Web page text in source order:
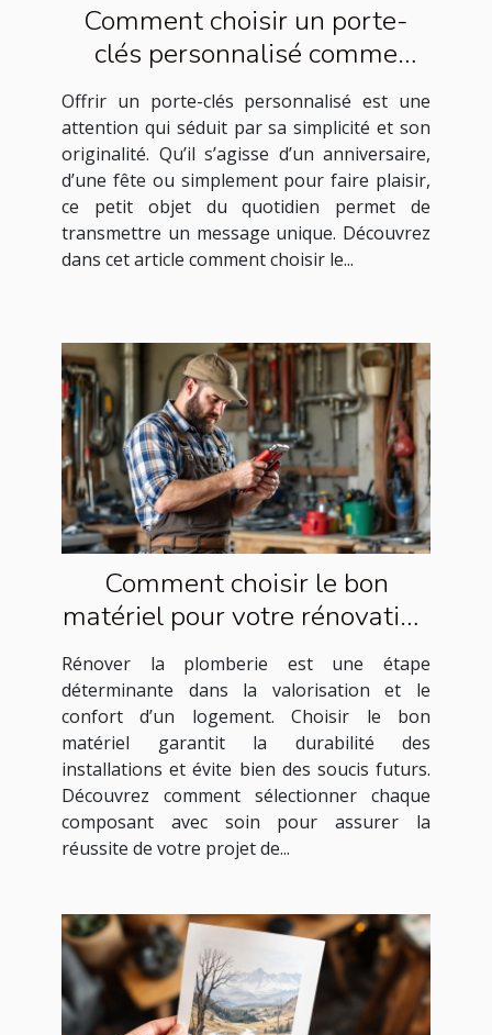
Comment choisir un porte-
clés personnalisé comme
cadeau idéal ?
Offrir un porte-clés personnalisé est une
attention qui séduit par sa simplicité et son
originalité. Qu’il s’agisse d’un anniversaire,
d’une fête ou simplement pour faire plaisir,
ce petit objet du quotidien permet de
transmettre un message unique. Découvrez
dans cet article comment choisir le...
Comment choisir le bon
matériel pour votre rénovation
de plomberie ?
Rénover la plomberie est une étape
déterminante dans la valorisation et le
confort d’un logement. Choisir le bon
matériel garantit la durabilité des
installations et évite bien des soucis futurs.
Découvrez comment sélectionner chaque
composant avec soin pour assurer la
réussite de votre projet de...